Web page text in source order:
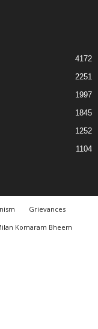
4172
2251
1997
1845
1252
1104
Grievances
Komaram Bheem